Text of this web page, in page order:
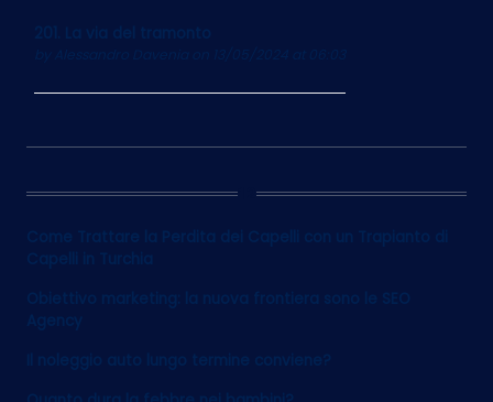
201. La via del tramonto
on 13/05/2024 at 06:03
12
Come Trattare la Perdita dei Capelli con un Trapianto di
Capelli in Turchia
Obiettivo marketing: la nuova frontiera sono le SEO
Agency
Il noleggio auto lungo termine conviene?